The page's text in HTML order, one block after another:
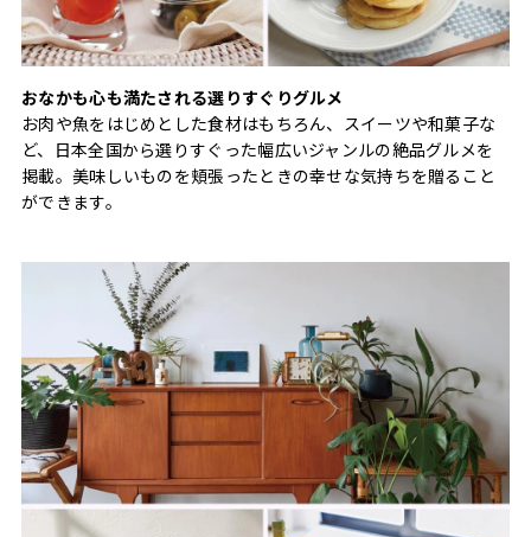
おなかも心も満たされる選りすぐりグルメ
お肉や魚をはじめとした食材はもちろん、スイーツや和菓子な
ど、日本全国から選りすぐった幅広いジャンルの絶品グルメを
掲載。美味しいものを頬張ったときの幸せな気持ちを贈ること
ができます。